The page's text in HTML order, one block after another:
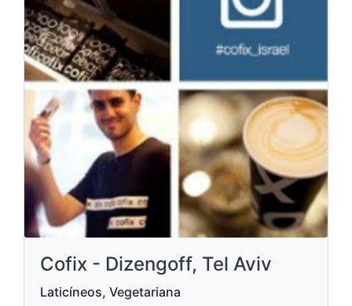
Cofix - Dizengoff, Tel Aviv
Laticíneos, Vegetariana